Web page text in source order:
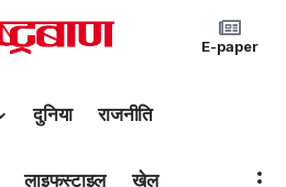
E-paper
दुनिया राजनीति
लाइफस्टाइल खेल